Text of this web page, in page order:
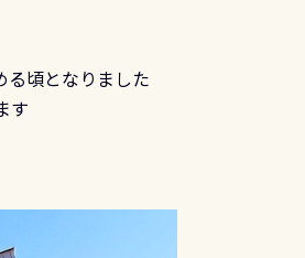
る頃となりました
す